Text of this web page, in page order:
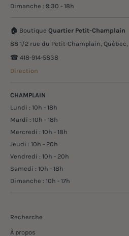
Dimanche : 9:30 - 18h
🏠 Boutique Quartier Petit-Champlain
88 1/2 rue du Petit-Champlain, Québec,
☎︎ 418-914-5838
Direction
CHAMPLAIN
Lundi : 10h - 18h
Mardi : 10h - 18h
Mercredi : 10h - 18h
Jeudi : 10h - 20h
Vendredi : 10h - 20h
Samedi : 10h - 18h
Dimanche : 10h - 17h
Recherche
À propos